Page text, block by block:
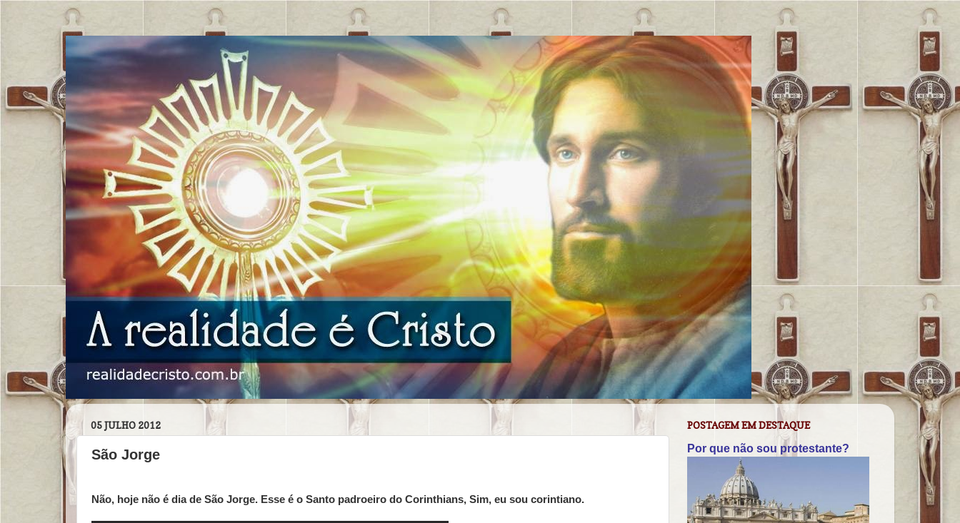
05 JULHO 2012
São Jorge
Não, hoje não é dia de São Jorge. Esse é o Santo padroeiro do Corinthians, Sim, eu sou corintiano.
POSTAGEM EM DESTAQUE
Por que não sou protestante?